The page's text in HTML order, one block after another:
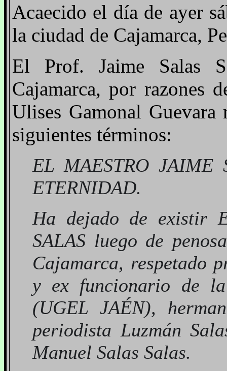
Acaecido el día de ayer
la ciudad de Cajamarca,
El Prof. Jaime Salas
Cajamarca, por razones
Ulises Gamonal
siguientes términos:
EL MAESTRO JAIME
ETERNIDAD.
Ha dejado de existir
SALAS luego de
Cajamarca, respetado
y ex funcionario de
(UGEL JAÉN),
periodista Luzmán
Manuel Salas Salas.